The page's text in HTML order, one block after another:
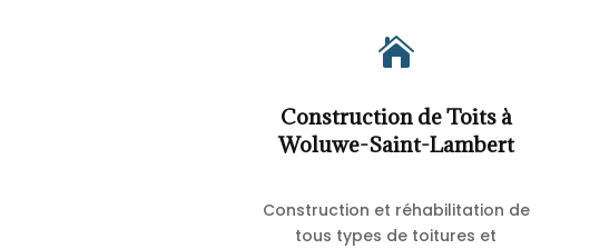

Construction de Toits à
Woluwe-Saint-Lambert
Construction et réhabilitation de
tous types de toitures et